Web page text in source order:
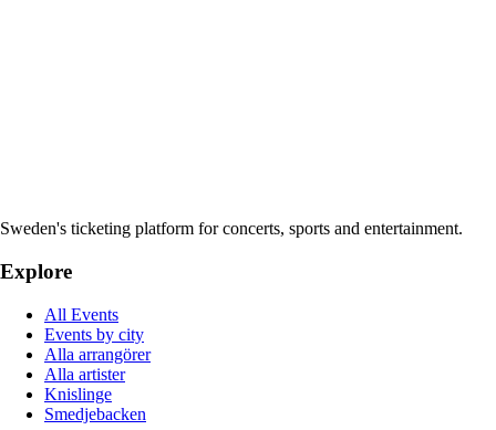
Sweden's ticketing platform for concerts, sports and entertainment.
Explore
All Events
Events by city
Alla arrangörer
Alla artister
Knislinge
Smedjebacken